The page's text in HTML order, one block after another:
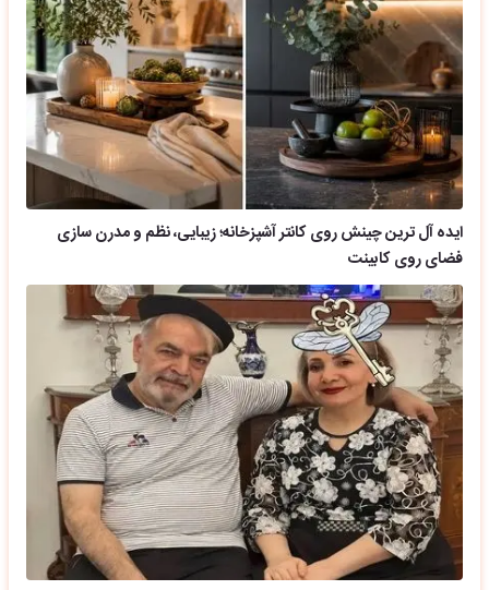
ایده آل ترین چینش روی کانتر آشپزخانه؛ زیبایی، نظم و مدرن سازی
فضای روی کابینت